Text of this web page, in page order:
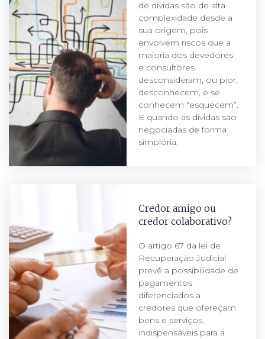
de dívidas são de alta
complexidade desde a
sua origem, pois
envolvem riscos que a
maioria dos devedores
e consultores
desconsideram, ou pior,
desconhecem, e se
conhecem “esquecem”.
E quando as dívidas são
negociadas de forma
simplória,
Credor amigo ou
credor colaborativo?
O artigo 67 da lei de
Recuperação Judicial
prevê a possibilidade de
pagamentos
diferenciados a
credores que ofereçam
bens e serviços,
indispensáveis para a